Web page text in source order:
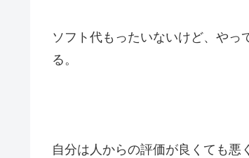
ソフト代もったいないけど、やっ
る。
自分は人からの評価が良くても悪